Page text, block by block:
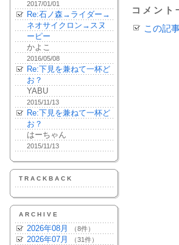
2017/01/01
Re:石ノ森→ライダー→
ネオサイクロン→スヌ
ーピー
かよこ
2016/05/08
Re:下見を兼ねて一杯ど
お？
YABU
2015/11/13
Re:下見を兼ねて一杯ど
お？
はーちゃん
2015/11/13
TRACKBACK
ARCHIVE
2026年08月 （8件）
2026年07月 （31件）
コメント
この記